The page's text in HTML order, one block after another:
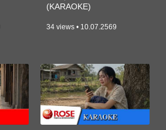
(KARAOKE)
34 views • 10.07.2569